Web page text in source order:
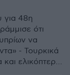
48η
ότι
να
- Τουρκικά
και ελικόπτερα